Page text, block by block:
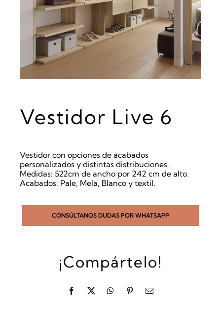
Vestidor Live 6
Vestidor con opciones de acabados
personalizados y distintas distribuciones.
Medidas: 522cm de ancho por 242 cm de alto.
Acabados: Pale, Mela, Blanco y textil.
CONSÚLTANOS DUDAS POR WHATSAPP
¡Compártelo!